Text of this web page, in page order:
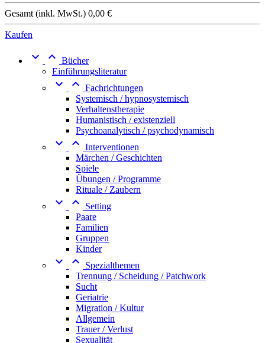
Gesamt (inkl. MwSt.) 0,00 €
Kaufen
  Bücher
Einführungsliteratur
  Fachrichtungen
Systemisch / hypnosystemisch
Verhaltenstherapie
Humanistisch / existenziell
Psychoanalytisch / psychodynamisch
  Interventionen
Märchen / Geschichten
Spiele
Übungen / Programme
Rituale / Zaubern
 
Setting
Paare
Familien
Gruppen
Kinder
 
Spezialthemen
Trennung / Scheidung / Patchwork
Sucht
Geriatrie
Migration / Kultur
Allgemein
Trauer / Verlust
Sexualität